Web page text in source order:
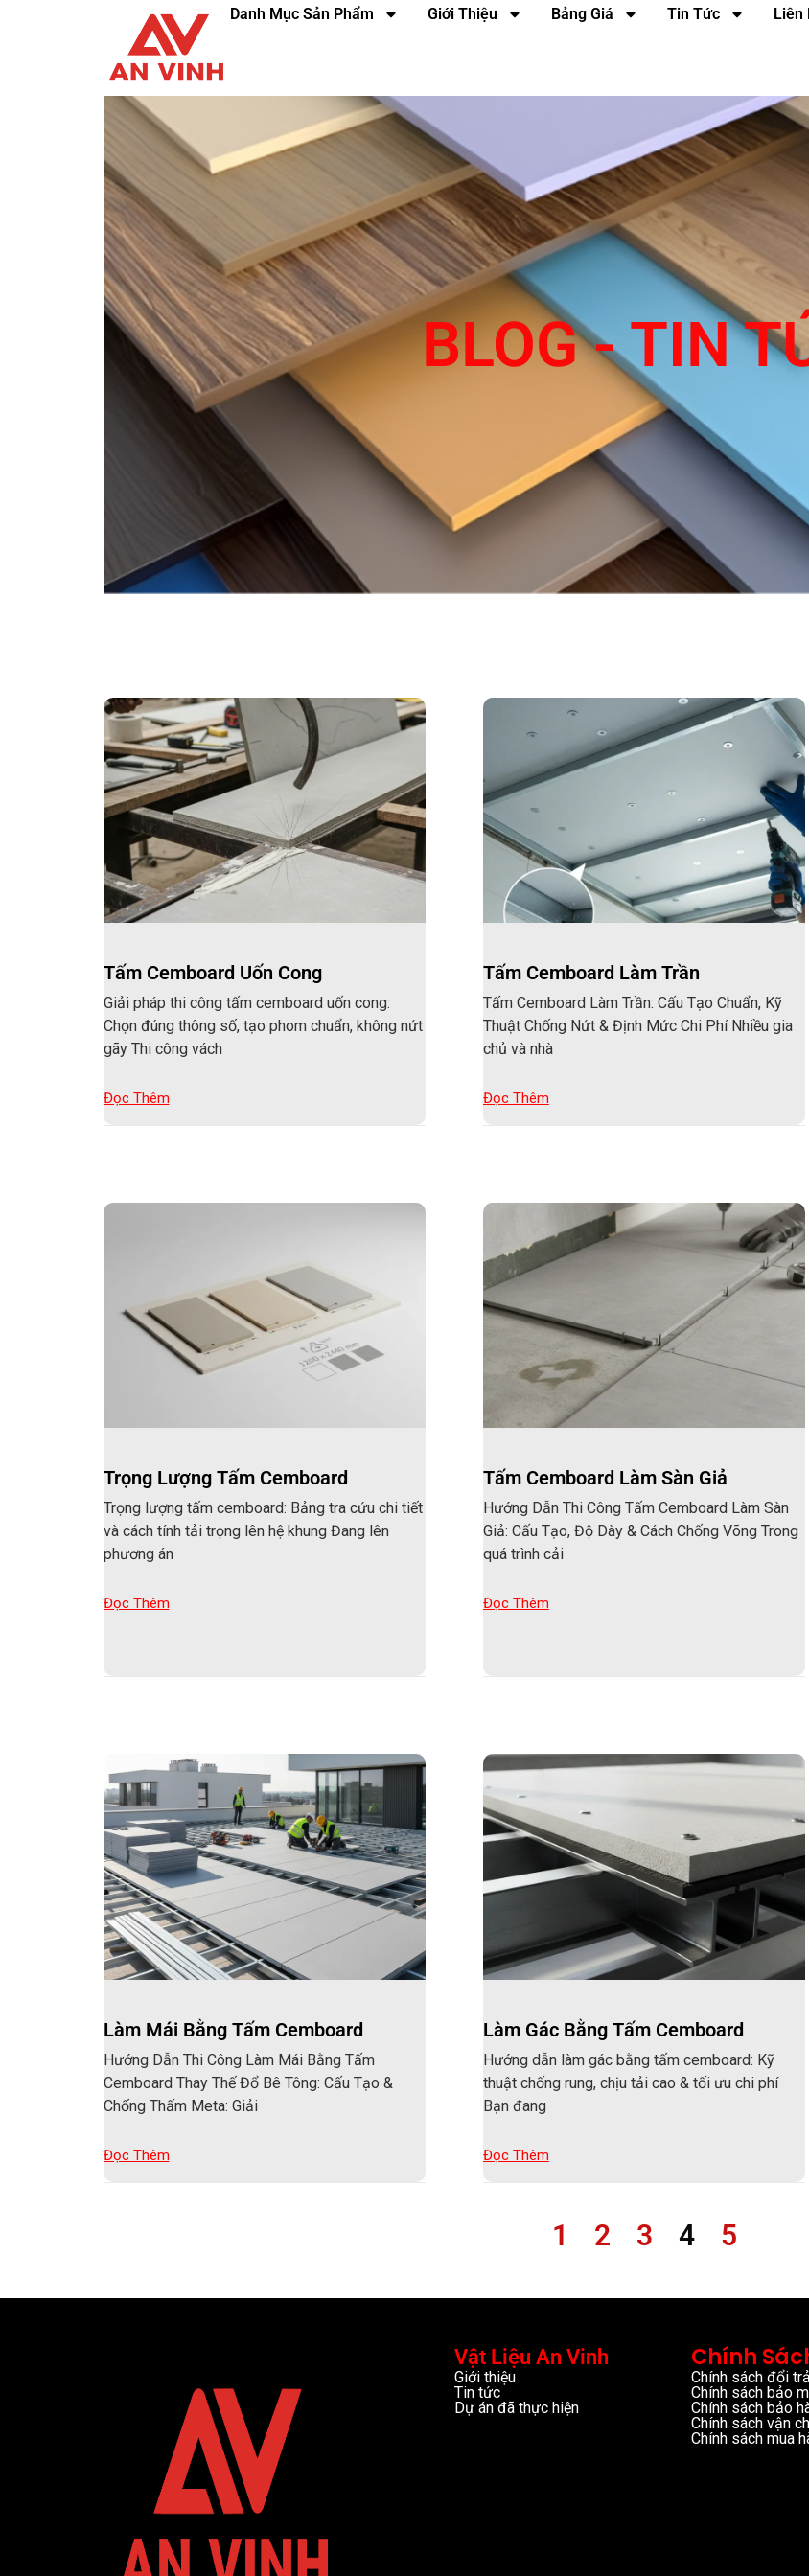
Danh Mục Sản Phẩm Giới Thiệu Bảng Giá Tin Tức Liên
BLOG - TIN
Tấm Cemboard Uốn Cong
Giải pháp thi công tấm cemboard uốn cong:
Chọn đúng thông số, tạo phom chuẩn, không nứt
gãy Thi công vách
Đọc Thêm
Tấm Cemboard Làm Trần
Tấm Cemboard Làm Trần: Cấu Tạo Chuẩn, Kỹ
Thuật Chống Nứt & Định Mức Chi Phí Nhiều gia
chủ và nhà
Đọc Thêm
Trọng Lượng Tấm Cemboard
Trọng lượng tấm cemboard: Bảng tra cứu chi tiết
và cách tính tải trọng lên hệ khung Đang lên
phương án
Đọc Thêm
Tấm Cemboard Làm Sàn Giả
Hướng Dẫn Thi Công Tấm Cemboard Làm Sàn
Giả: Cấu Tạo, Độ Dày & Cách Chống Võng Trong
quá trình cải
Đọc Thêm
Làm Mái Bằng Tấm Cemboard
Hướng Dẫn Thi Công Làm Mái Bằng Tấm
Cemboard Thay Thế Đổ Bê Tông: Cấu Tạo &
Chống Thấm Meta: Giải
Đọc Thêm
Làm Gác Bằng Tấm Cemboard
Hướng dẫn làm gác bằng tấm cemboard: Kỹ
thuật chống rung, chịu tải cao & tối ưu chi phí
Bạn đang
Đọc Thêm
1 2 3 4 5
Vật Liệu An Vinh
Giới thiệu
Tin tức
Dự án đã thực hiện
Chính
Chính sách đổi trả
Chính sách bảo
Chính sách bảo
Chính sách vận
Chính sách mua